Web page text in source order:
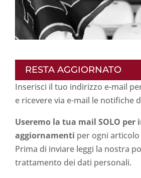
RESTA AGGIORNATO
Inserisci il tuo indirizzo e-mail
e ricevere via e-mail le notifiche
Useremo la tua mail SOLO per
aggiornamenti per ogni
Prima di inviare leggi la nostra
trattamento dei dati personali.